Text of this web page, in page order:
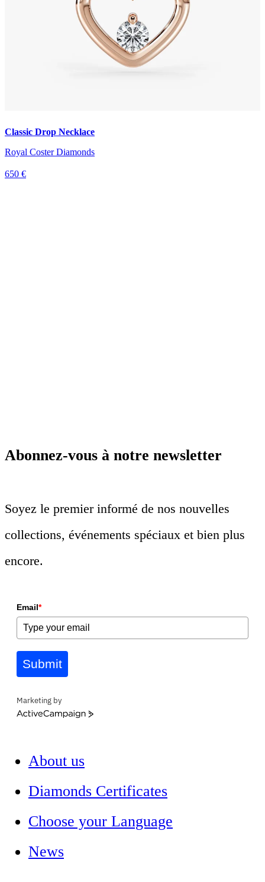
Classic Drop Necklace
Royal Coster Diamonds
650 €
Abonnez-vous à notre newsletter
Soyez le premier informé de nos nouvelles
collections, événements spéciaux et bien plus
encore.
Email*
Submit
Marketing by
ActiveCampaign
About us
Diamonds Certificates
Choose your Language
News